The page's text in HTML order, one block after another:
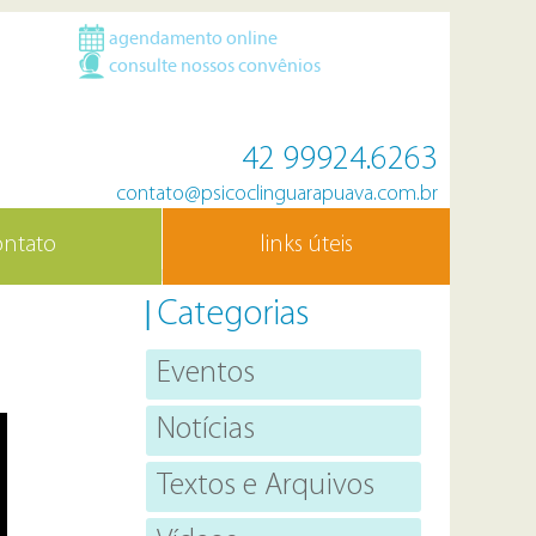
agendamento online
consulte nossos convênios
42 99924.6263
contato@psicoclinguarapuava.com.br
links úteis
Categorias
Eventos
Notícias
Textos e Arquivos